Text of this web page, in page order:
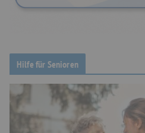
Hilfe für Senioren